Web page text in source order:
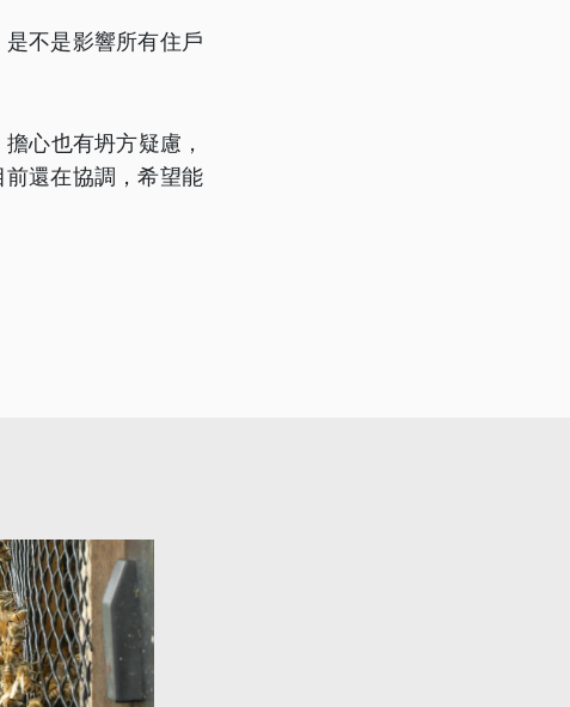
不是影響所有住戶
心也有坍方疑慮，
還在協調，希望能